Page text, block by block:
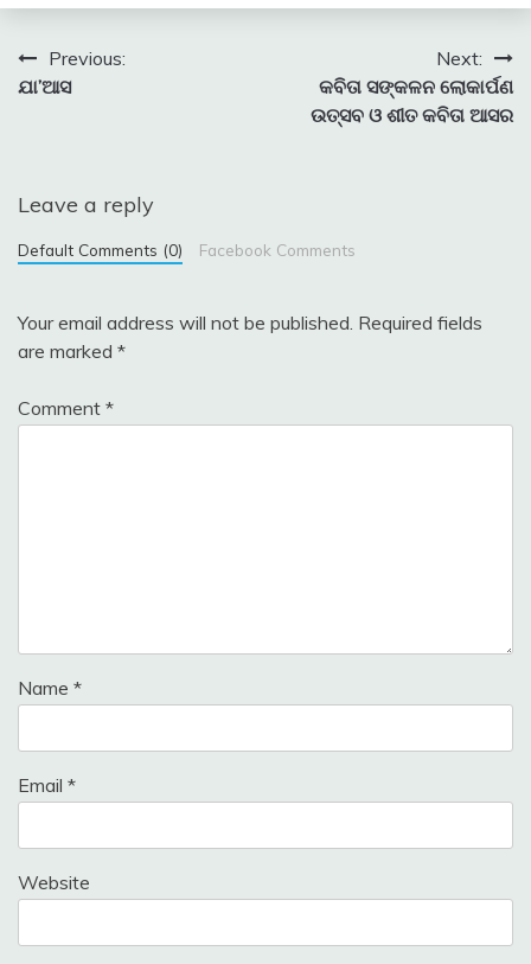
Post
navigation
Previous:
ଯା’ଆସ
Next:
କବିତା ସଙ୍କଳନ ଲୋକାର୍ପଣ
ଉତ୍ସବ ଓ ଶୀତ କବିତା ଆସର
Leave a reply
Default Comments (0) Facebook Comments
Your email address will not be published. Required fields
are marked *
Comment *
Name *
Email *
Website